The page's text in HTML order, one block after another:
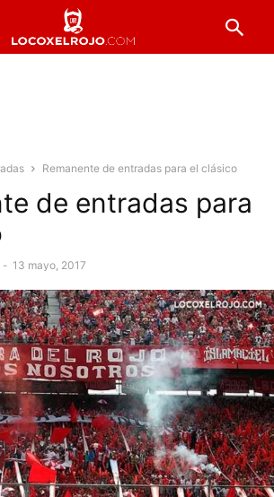
Remanente de entradas para el clásico
de entradas para
- 13 mayo, 2017